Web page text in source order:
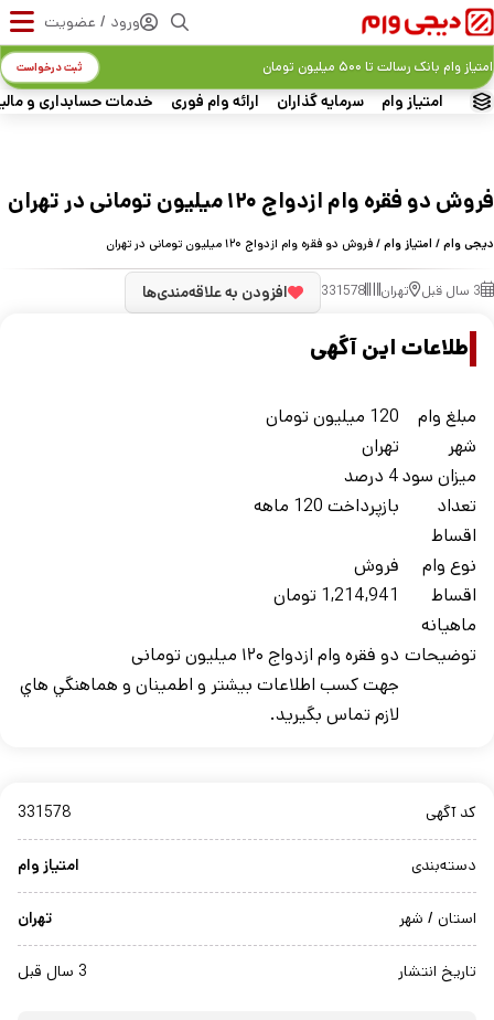
ورود / عضویت
امتیاز وام سرمایه گذاران ارائه وام فوری خدمات حسابداری و
امتیاز وام بانک رسالت تا ۵۰۰ میلیون تومان ثبت درخواست
فروش دو فقره وام ازدواج ۱۲۰ میلیون تومانی در تهران
دیجی وام/ امتیاز وام/ فروش دو فقره وام ازدواج ۱۲۰ میلیون تومانی در تهران
3 سال قبل تهران 331578 افزودن به علاقه‌مندی‌ها
اطلاعات این آگهی
مبلغ وام
120 میلیون تومان
شهر
تهران
ميزان سود4 درصد
تعداد
اقساط
بازپرداخت 120 ماهه
نوع وام
فروش
اقساط
ماهيانه
1,214,941 تومان
توضيحات دو فقره وام ازدواج ۱۲۰ میلیون تومانی
جهت کسب اطلاعات بيشتر و اطمينان و هماهنگي هاي
لازم تماس بگيريد.
کد آگهی 331578
دسته‌بندی امتیاز وام
استان / شهر تهران
تاریخ انتشار 3 سال قبل